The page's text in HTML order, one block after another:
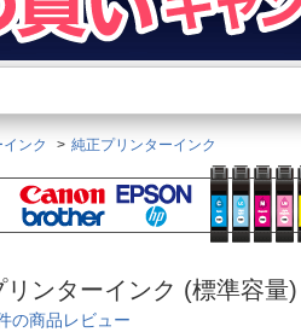
さがす
ングからさがす
サポート
ンク 純正プリンターインク
ンターインク (標準容量
の商品レビュー